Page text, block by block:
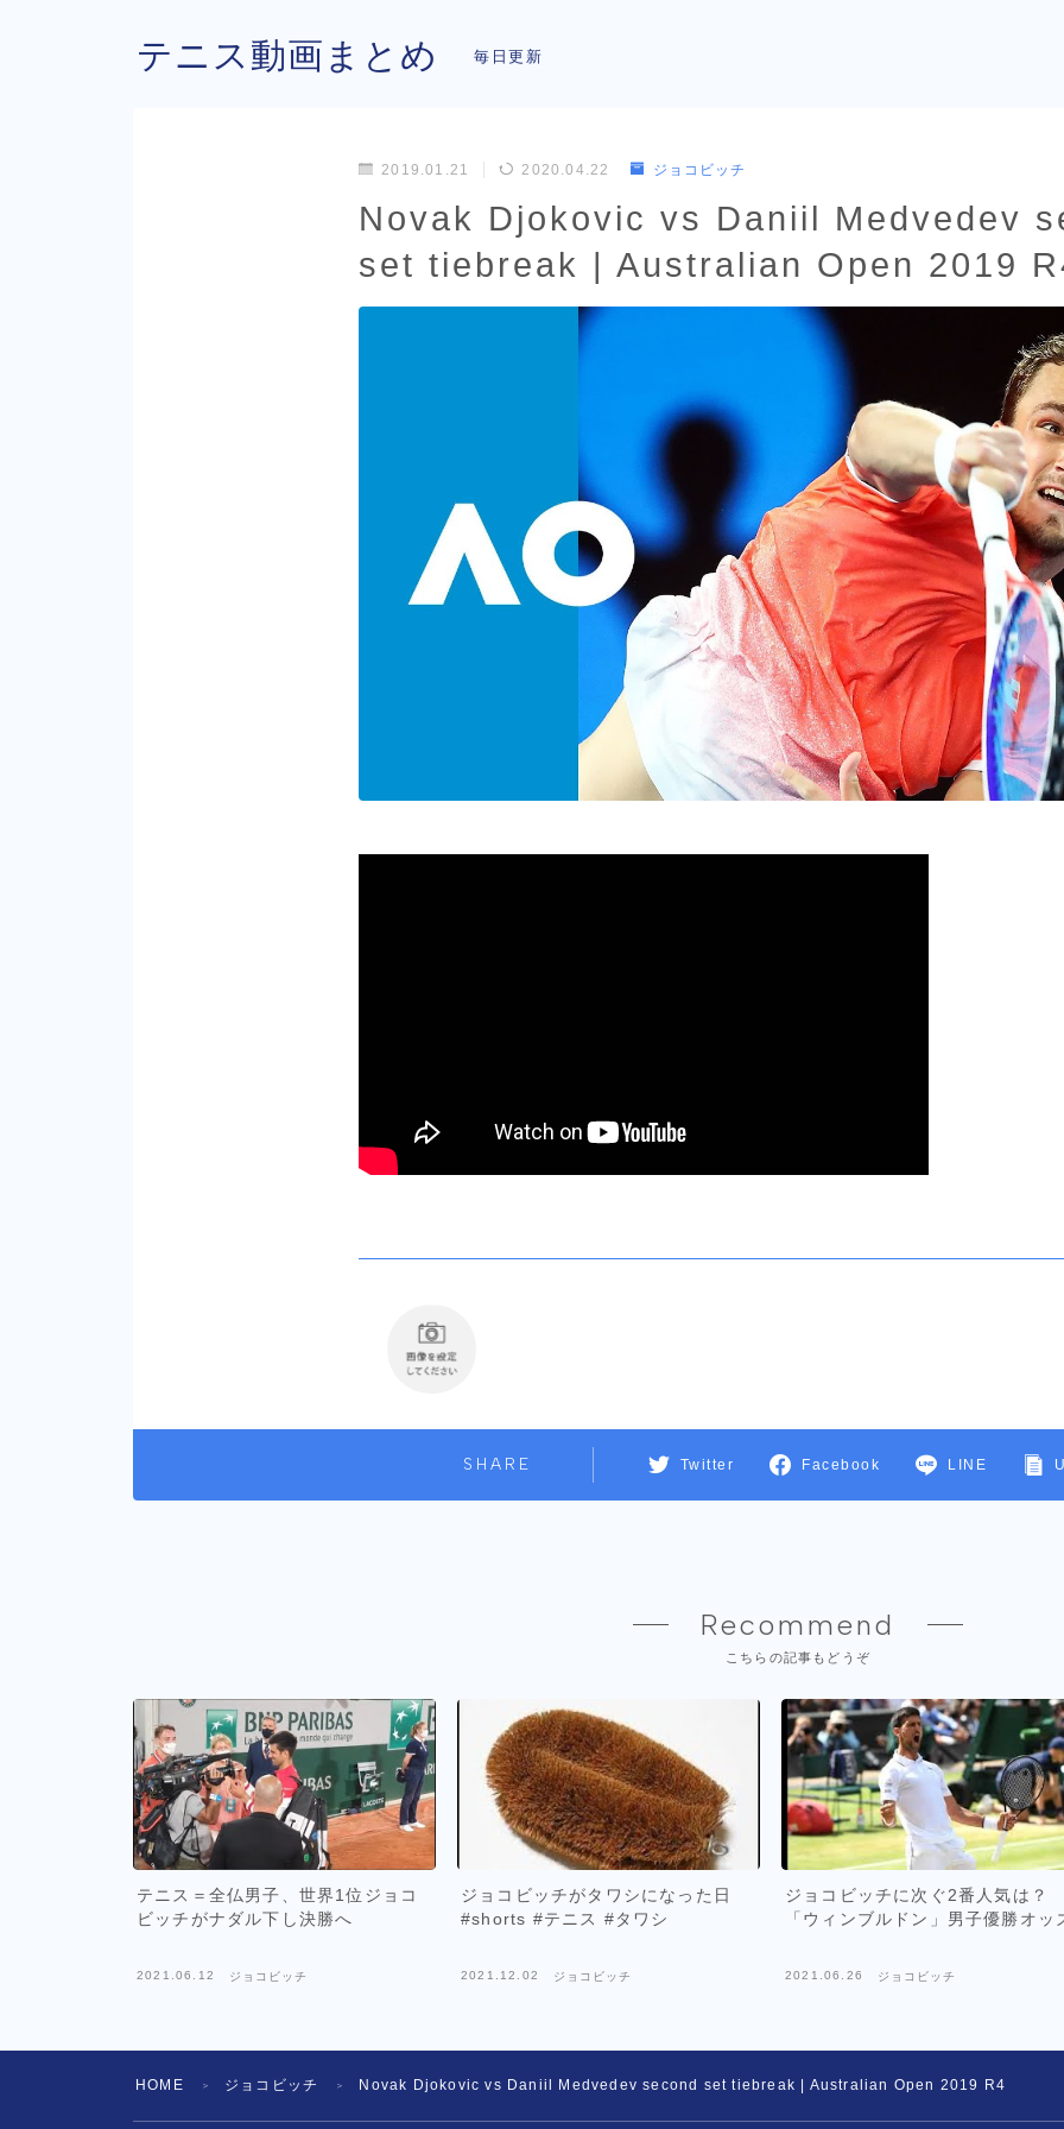
テニス動画まとめ 毎日更新
2019.01.21 2020.04.22 ジョコビッチ
Novak Djokovic vs Daniil Medvedev
set tiebreak | Australian Open 2019
SHARE Twitter Facebook LINE
Recommend
こちらの記事もどうぞ
テニス＝全仏男子、世界1位ジョコ
ビッチがナダル下し決勝へ
2021.06.12 ジョコビッチ
ジョコビッチがタワシになった日
#shorts #テニス #タワシ
2021.12.02 ジョコビッチ
ジョコビッチに次ぐ2番人気は？
「ウィンブルドン」男子優勝オッ
2021.06.26 ジョコビッチ
HOME ＞ ジョコビッチ ＞ Novak Djokovic vs Daniil Medvedev second set tiebreak | Australian Open 2019 R4